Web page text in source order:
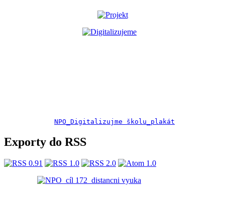
NPO_Digitalizujme školu_plakát
Exporty do RSS